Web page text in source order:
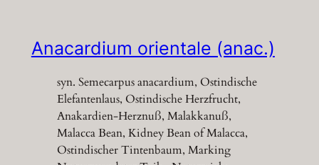
Anacardium orientale (anac.)
syn. Semecarpus anacardium, Ostindische
Elefantenlaus, Ostindische Herzfrucht,
Anakardien-Herznuß, Malakkanuß,
Malacca Bean, Kidney Bean of Malacca,
Ostindischer Tintenbaum, Marking